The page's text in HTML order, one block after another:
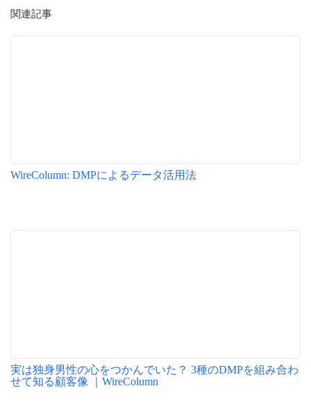
関連記事
WireColumn: DMPによるデータ活用法
実は独身男性の心をつかんでいた？ 3種のDMPを組み合わ
せて知る顧客像 ｜WireColumn